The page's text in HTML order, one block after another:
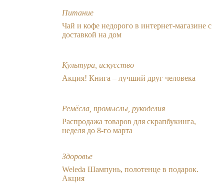
Питание
Чай и кофе недорого в интернет-магазине с
доставкой на дом
Культура, искусство
Акция! Книга – лучший друг человека
Ремёсла, промыслы, рукоделия
Распродажа товаров для скрапбукинга,
неделя до 8-го марта
Здоровье
Weleda Шампунь, полотенце в подарок.
Акция